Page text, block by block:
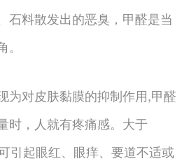
石料散发出的恶臭，甲醛是当
为对皮肤黏膜的抑制作用,甲醛
时，人就有疼痛感。大于
引起眼红、眼痒、要道不适或